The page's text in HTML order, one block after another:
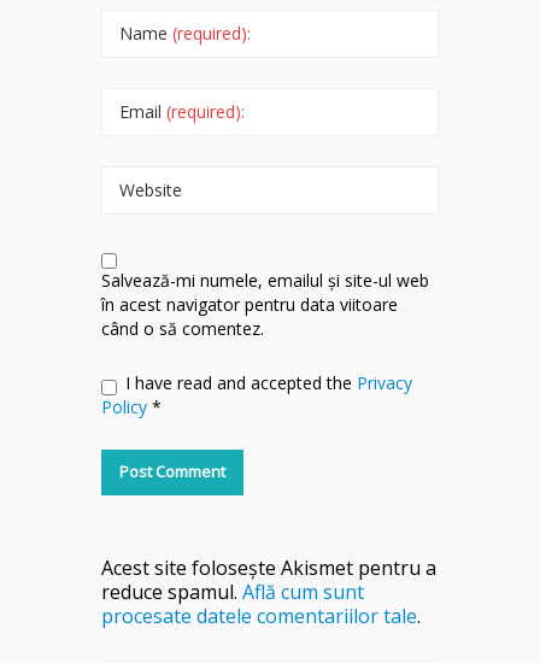
Name (required):
Email (required):
Website
Salvează-mi numele, emailul și site-ul web
în acest navigator pentru data viitoare
când o să comentez.
I have read and accepted the Privacy
Policy *
Acest site folosește Akismet pentru a
reduce spamul. Află cum sunt
procesate datele comentariilor tale.